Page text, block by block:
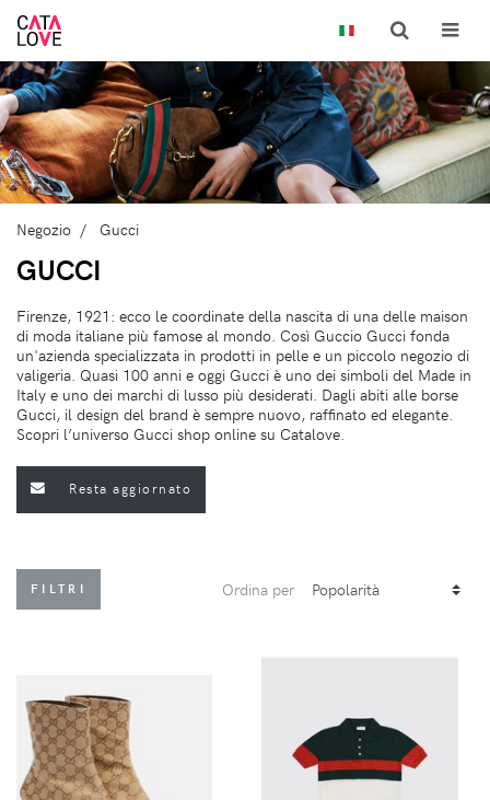
Negozio Gucci
GUCCI
Firenze, 1921: ecco le coordinate della nascita di una delle maison
di moda italiane più famose al mondo. Così Guccio Gucci fonda
un'azienda specializzata in prodotti in pelle e un piccolo negozio di
valigeria. Quasi 100 anni e oggi Gucci è uno dei simboli del Made in
Italy e uno dei marchi di lusso più desiderati. Dagli abiti alle borse
Gucci, il design del brand è sempre nuovo, raffinato ed elegante.
Scopri l’universo Gucci shop online su Catalove.
Resta aggiornato
FILTRI Ordina per